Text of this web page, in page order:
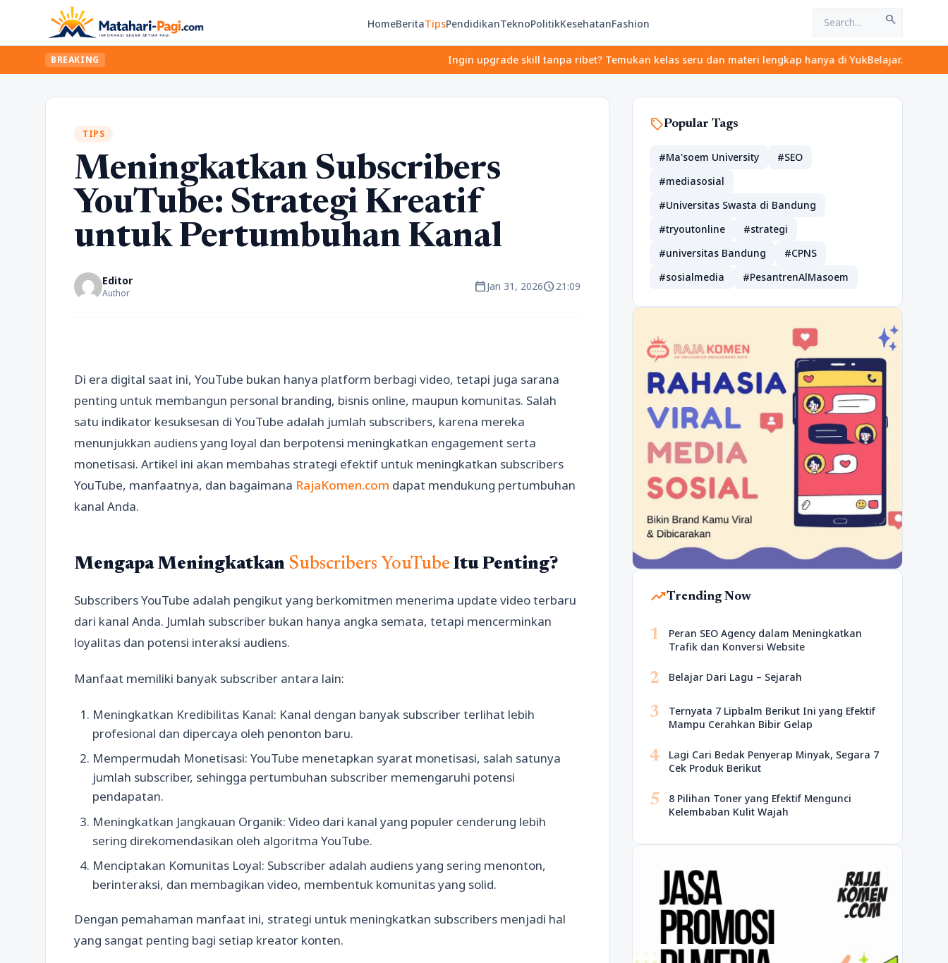
HomeBeritaTipsPendidikanTeknoPolitikKesehatanFashion search
BREAKING Ingin upgrade skill tanpa ribet? Temukan kelas seru dan materi lengkap hanya di YukBelajar.com. Mulai
TIPS
Meningkatkan Subscribers
YouTube: Strategi Kreatif
untuk Pertumbuhan Kanal
Editor
Author calendar_todayJan 31, 2026schedule21:09
Di era digital saat ini, YouTube bukan hanya platform berbagi video, tetapi juga sarana
penting untuk membangun personal branding, bisnis online, maupun komunitas. Salah
satu indikator kesuksesan di YouTube adalah jumlah subscribers, karena mereka
menunjukkan audiens yang loyal dan berpotensi meningkatkan engagement serta
monetisasi. Artikel ini akan membahas strategi efektif untuk meningkatkan subscribers
YouTube, manfaatnya, dan bagaimana RajaKomen.com dapat mendukung pertumbuhan
kanal Anda.
Mengapa Meningkatkan Subscribers YouTube Itu Penting?
Subscribers YouTube adalah pengikut yang berkomitmen menerima update video terbaru
dari kanal Anda. Jumlah subscriber bukan hanya angka semata, tetapi mencerminkan
loyalitas dan potensi interaksi audiens.
Manfaat memiliki banyak subscriber antara lain:
Meningkatkan Kredibilitas Kanal: Kanal dengan banyak subscriber terlihat lebih
profesional dan dipercaya oleh penonton baru.
Mempermudah Monetisasi: YouTube menetapkan syarat monetisasi, salah satunya
jumlah subscriber, sehingga pertumbuhan subscriber memengaruhi potensi
pendapatan.
Meningkatkan Jangkauan Organik: Video dari kanal yang populer cenderung lebih
sering direkomendasikan oleh algoritma YouTube.
Menciptakan Komunitas Loyal: Subscriber adalah audiens yang sering menonton,
berinteraksi, dan membagikan video, membentuk komunitas yang solid.
Dengan pemahaman manfaat ini, strategi untuk meningkatkan subscribers menjadi hal
yang sangat penting bagi setiap kreator konten.
sellPopular Tags
#Ma'soem University
#SEO
#mediasosial
#Universitas Swasta di Bandung
#tryoutonline
#strategi
#universitas Bandung
#CPNS
#sosialmedia
#PesantrenAlMasoem
trending_upTrending Now
1
Peran SEO Agency dalam Meningkatkan
Trafik dan Konversi Website
2 Belajar Dari Lagu – Sejarah
3
Ternyata 7 Lipbalm Berikut Ini yang Efektif
Mampu Cerahkan Bibir Gelap
4
Lagi Cari Bedak Penyerap Minyak, Segara 7
Cek Produk Berikut
5
8 Pilihan Toner yang Efektif Mengunci
Kelembaban Kulit Wajah